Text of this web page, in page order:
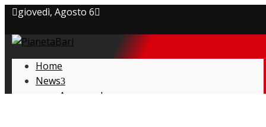
giovedì, Agosto 6
Privacy policy
Cookie Policy
Home
News
Amarcord